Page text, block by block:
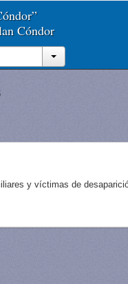
Cóndor
y víctimas de